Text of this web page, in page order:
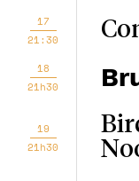
17
21:30
18
21h30
19
21h30